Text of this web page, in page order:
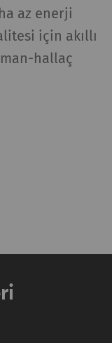
az enerji
için akıllı
hallaç